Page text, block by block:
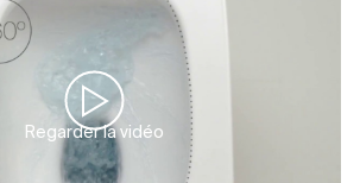
Regarder la vidéo